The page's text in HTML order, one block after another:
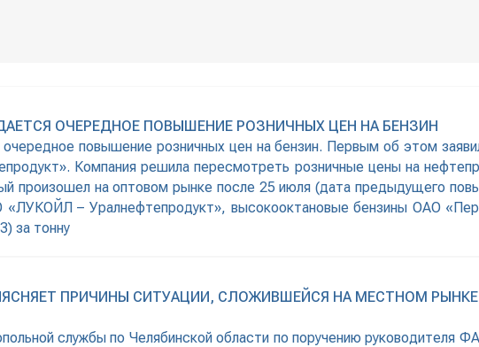
ОЧЕРЕДНОЕ ПОВЫШЕНИЕ РОЗНИЧНЫХ ЦЕН НА БЕНЗИН
повышение розничных цен на бензин. Первым об этом
Компания решила пересмотреть розничные цены на
произошел на оптовом рынке после 25 июля (дата предыдущего
«ЛУКОЙЛ – Уралнефтепродукт», высокооктановые бензины ОАО
за тонну
ПРИЧИНЫ СИТУАЦИИ, СЛОЖИВШЕЙСЯ НА МЕСТНОМ
службы по Челябинской области по поручению руководителя